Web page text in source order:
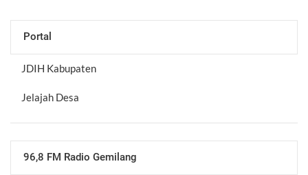
Portal
JDIH Kabupaten
Jelajah Desa
96,8 FM Radio Gemilang